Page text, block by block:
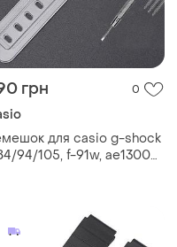
грн 0
для casio g-shock
94/105, f-91w, ae1300